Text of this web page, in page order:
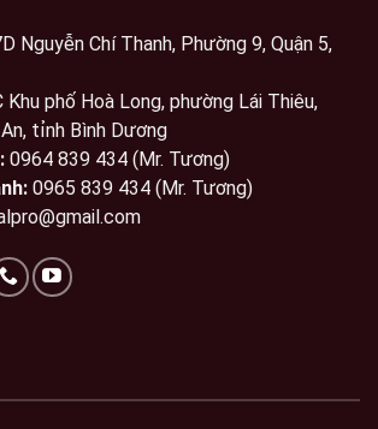
Nguyễn Chí Thanh, Phường 9, Quận 5,
Khu phố Hoà Long, phường Lái Thiêu,
tỉnh Bình Dương
0964 839 434 (Mr. Tương)
0965 839 434 (Mr. Tương)